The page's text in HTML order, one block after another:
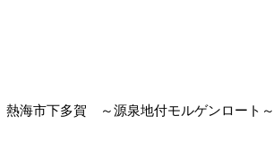
熱海市下多賀 ～源泉地付モルゲンロート～